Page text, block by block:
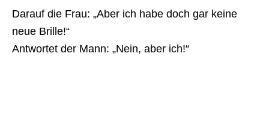
Darauf die Frau: „Aber ich habe doch gar keine
neue Brille!“
Antwortet der Mann: „Nein, aber ich!“